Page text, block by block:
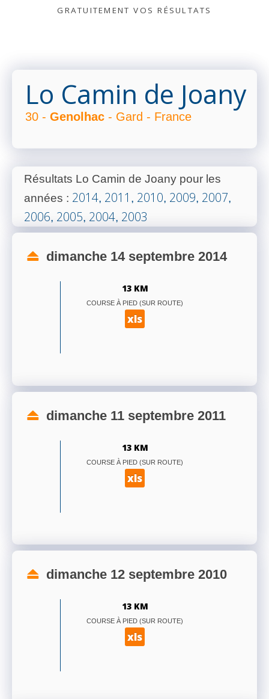
GRATUITEMENT VOS RÉSULTATS
Lo Camin de Joany
30 - Genolhac - Gard - France
Résultats Lo Camin de Joany pour les
années : 2014, 2011 , 2010, 2009, 2007,
2006, 2005, 2004, 2003
dimanche 14 septembre 2014
13 KM
COURSE À PIED (SUR ROUTE)
xls
dimanche 11 septembre 2011
13 KM
COURSE À PIED (SUR ROUTE)
xls
dimanche 12 septembre 2010
13 KM
COURSE À PIED (SUR ROUTE)
xls